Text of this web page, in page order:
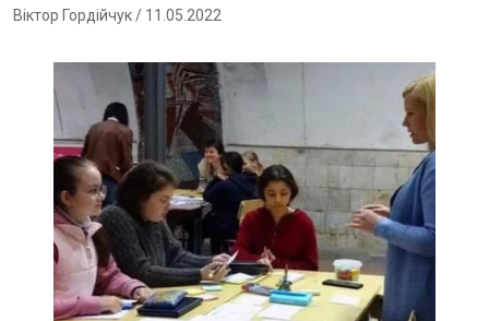
Віктор Гордійчук/ 11.05.2022